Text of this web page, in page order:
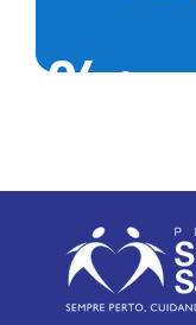
04
05
Entenda
06